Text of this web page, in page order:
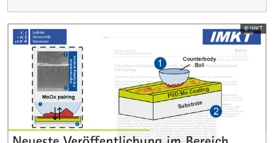
© IMKT